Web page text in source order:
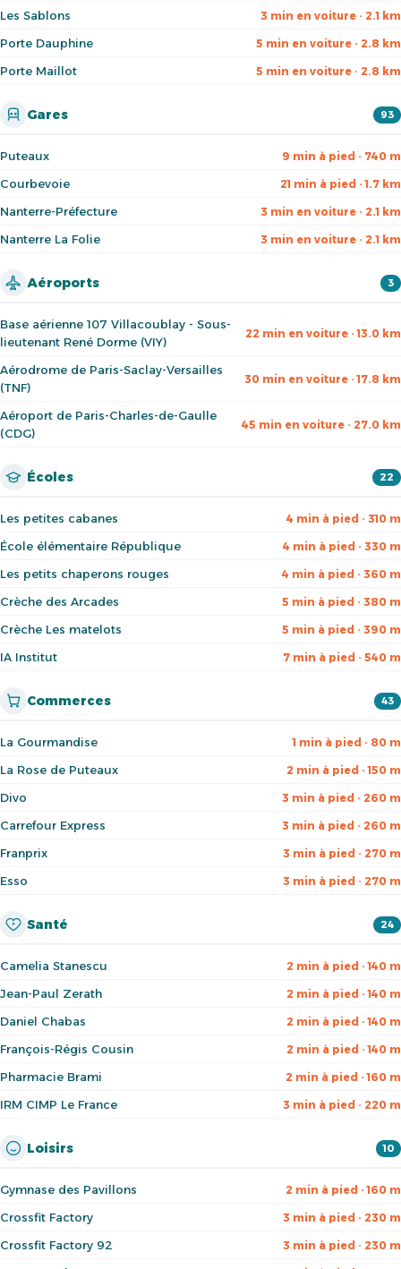
Les Sablons 3 min en voiture · 2.1 km
Porte Dauphine 5 min en voiture · 2.8 km
Porte Maillot 5 min en voiture · 2.8 km
Gares 93
Puteaux 9 min à pied · 740 m
Courbevoie 21 min à pied · 1.7 km
Nanterre-Préfecture 3 min en voiture · 2.1 km
Nanterre La Folie 3 min en voiture · 2.1 km
Aéroports 3
Base aérienne 107 Villacoublay - Sous-
lieutenant René Dorme (VIY)
22 min en voiture · 13.0 km
Aérodrome de Paris-Saclay-Versailles
(TNF)
30 min en voiture · 17.8 km
Aéroport de Paris-Charles-de-Gaulle
(CDG)
45 min en voiture · 27.0 km
Écoles 22
Les petites cabanes 4 min à pied · 310 m
École élémentaire République 4 min à pied · 330 m
Les petits chaperons rouges 4 min à pied · 360 m
Crèche des Arcades 5 min à pied · 380 m
Crèche Les matelots 5 min à pied · 390 m
IA Institut 7 min à pied · 540 m
Commerces 43
La Gourmandise 1 min à pied · 80 m
La Rose de Puteaux 2 min à pied · 150 m
Divo 3 min à pied · 260 m
Carrefour Express 3 min à pied · 260 m
Franprix 3 min à pied · 270 m
Esso 3 min à pied · 270 m
Santé 24
Camelia Stanescu 2 min à pied · 140 m
Jean-Paul Zerath 2 min à pied · 140 m
Daniel Chabas 2 min à pied · 140 m
François-Régis Cousin 2 min à pied · 140 m
Pharmacie Brami 2 min à pied · 160 m
IRM CIMP Le France 3 min à pied · 220 m
Loisirs 10
Gymnase des Pavillons 2 min à pied · 160 m
Crossfit Factory 3 min à pied · 230 m
Crossfit Factory 92 3 min à pied · 230 m